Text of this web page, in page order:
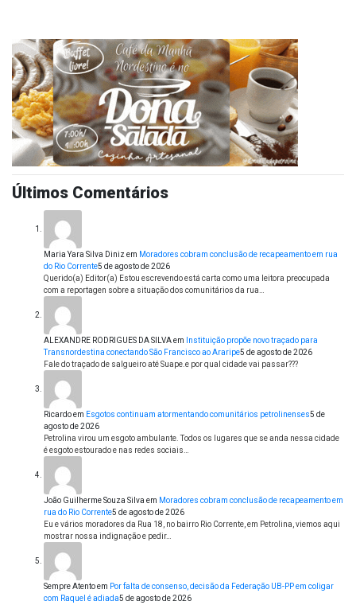
Últimos Comentários
Maria Yara Silva Diniz em Moradores cobram conclusão de recapeamento em rua
do Rio Corrente5 de agosto de 2026
Querido(a) Editor(a) Estou escrevendo está carta como uma leitora preocupada
com a reportagen sobre a situação dos comunitários da rua…
ALEXANDRE RODRIGUES DA SILVAem
Instituição propõe novo traçado para
Transnordestina conectando São Francisco ao Araripe5 de agosto de 2026
Fale do traçado de salgueiro até Suape.e por qual cidade vai passar???
Ricardoem Esgotos continuam atormentando comunitários petrolinenses5 de
agosto de 2026
Petrolina virou um esgoto ambulante. Todos os lugares que se anda nessa cidade
é esgoto estourado e nas redes sociais…
João Guilherme Souza Silva em Moradores cobram conclusão de recapeamento em
rua do Rio Corrente5 de agosto de 2026
Eu e vários moradores da Rua 18, no bairro Rio Corrente, em Petrolina, viemos aqui
mostrar nossa indignação e pedir…
Sempre Atentoem Por falta de consenso, decisão da Federação UB-PP em coligar
com Raquel é adiada5 de agosto de 2026